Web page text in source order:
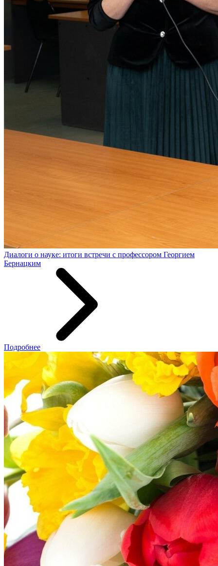
Диалоги о науке: итоги встречи c профессором Георгием
Бернацким
Подробнее